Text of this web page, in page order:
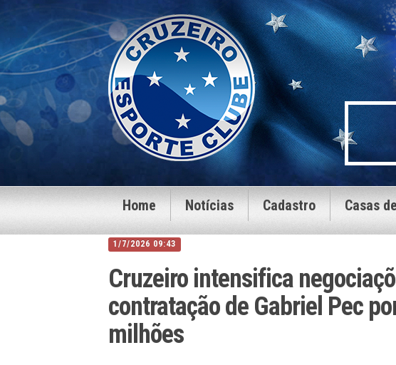
Home Notícias Cadastro Casas
1/7/2026 09:43
Cruzeiro intensifica
contratação de Gabriel Pec
milhões